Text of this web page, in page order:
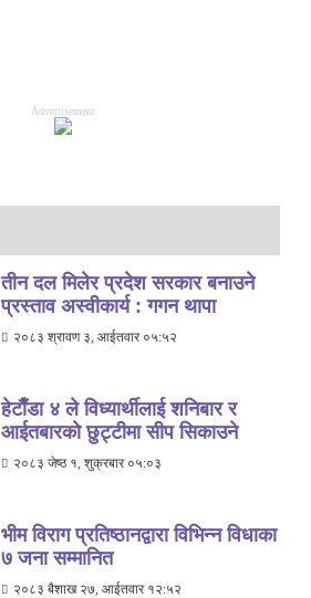
Advertisement
तीन दल मिलेर प्रदेश सरकार बनाउने
प्रस्ताव अस्वीकार्य : गगन थापा
२०८३ श्रावण ३, आईतवार ०५:५२
हेटाैँडा ४ ले विध्यार्थीलाई शनिबार र
आईतबारकाे छुट्टीमा सीप सिकाउने
२०८३ जेष्ठ १, शुक्रबार ०५:०३
भीम विराग प्रतिष्ठानद्वारा विभिन्न विधाका
७ जना सम्मानित
२०८३ बैशाख २७, आईतवार १२:५२